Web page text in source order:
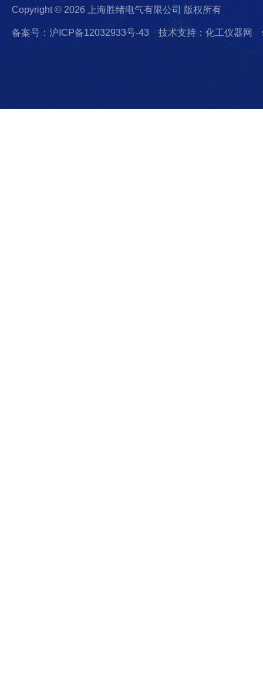
Copyright © 2026 上海胜绪电气有限公司 版权所有
备案号：沪ICP备12032933号-43 技术支持：化工仪器网